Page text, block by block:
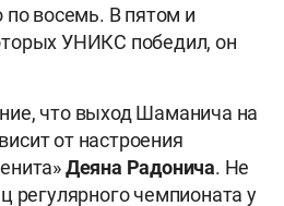
восемь. В пятом и
УНИКС победил, он
что выход Шаманича на
от настроения
Деяна Радонича. Не
регулярного чемпионата у